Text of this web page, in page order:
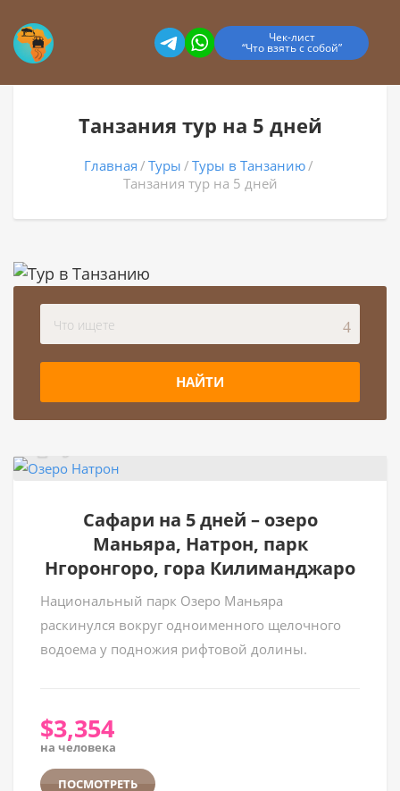
Чек-лист
“Что взять с собой”
Танзания тур на 5 дней
Главная Туры
Туры в Танзанию
Танзания тур на 5 дней
НАЙТИ
Cафари на 5 дней – озеро
Маньяра, Натрон, парк
Нгоронгоро, гора Килиманджаро
Национальный парк Озеро Маньяра
раскинулся вокруг одноименного щелочного
водоема у подножия рифтовой долины.
$3,354
на человека
ПОСМОТРЕТЬ